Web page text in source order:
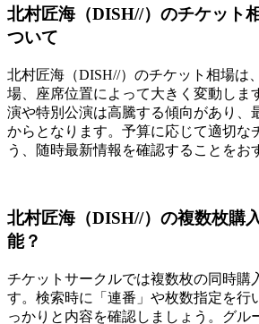
北村匠海（DISH//）のチケット
ついて
北村匠海（DISH//）のチケット相場は
場、座席位置によって大きく変動しま
演や特別公演は高騰する傾向があり、
からとなります。予算に応じて適切な
う、随時最新情報を確認することをお
北村匠海（DISH//）の複数枚購
能？
チケットサークルでは複数枚の同時購
す。検索時に「連番」や枚数指定を行
っかりと内容を確認しましょう。グル